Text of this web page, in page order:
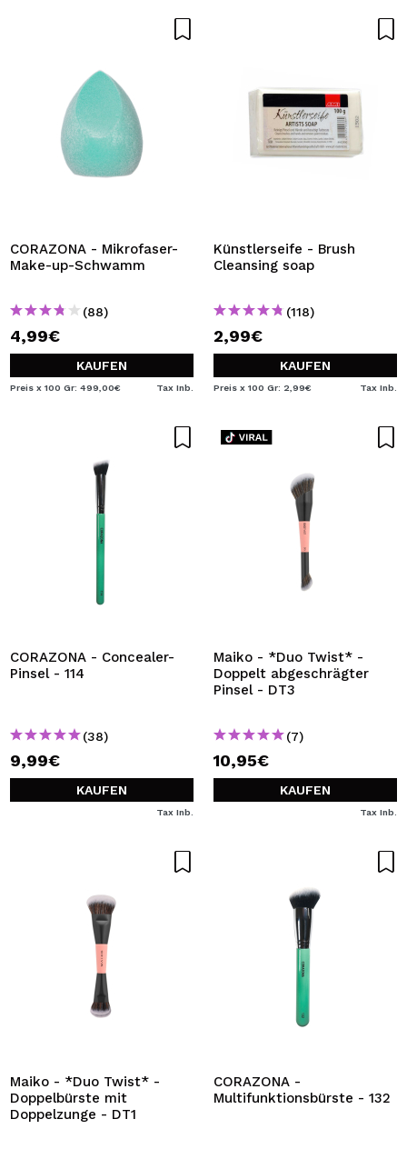
CORAZONA - Mikrofaser-
Make-up-Schwamm
(88)
4,99€
KAUFEN
Preis x 100 Gr: 499,00€ Tax Inb.
Künstlerseife - Brush
Cleansing soap
(118)
2,99€
KAUFEN
Preis x 100 Gr: 2,99€ Tax Inb.
CORAZONA - Concealer-
Pinsel - 114
(38)
9,99€
KAUFEN
Tax Inb.
Maiko - *Duo Twist* -
Doppelt abgeschrägter
Pinsel - DT3
(7)
10,95€
KAUFEN
Tax Inb.
Maiko - *Duo Twist* -
Doppelbürste mit
Doppelzunge - DT1
CORAZONA -
Multifunktionsbürste - 132